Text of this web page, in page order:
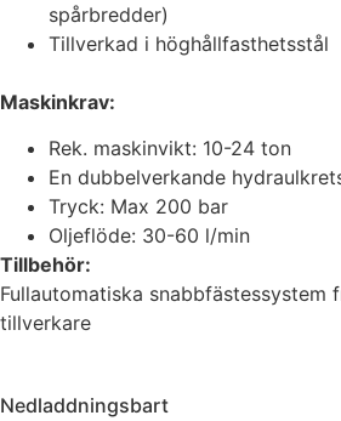
spårbredder)
Tillverkad i höghållfasthetsstål
Maskinkrav:
Rek. maskinvikt: 10-24 ton
En dubbelverkande
Tryck: Max 200 bar
Oljeflöde: 30-60 l/min
Tillbehör:
Fullautomatiska snabbfästessystem
tillverkare
Nedladdningsbart